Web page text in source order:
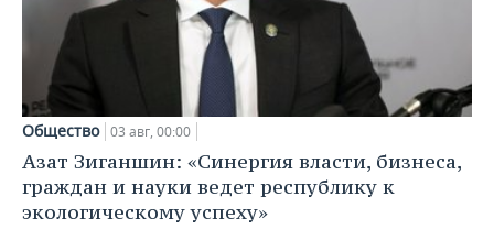
Общество 03 авг, 00:00
Азат Зиганшин: «Синергия власти, бизнеса,
граждан и науки ведет республику к
экологическому успеху»